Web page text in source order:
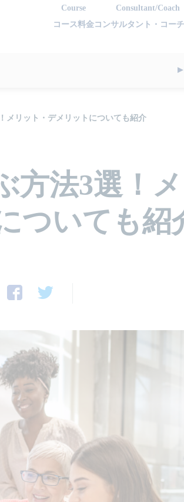
Course
コース料金
Consultant/Coach
コンサルタント・コー
メリット・デメリットについても紹介
方法3選！
ついても紹